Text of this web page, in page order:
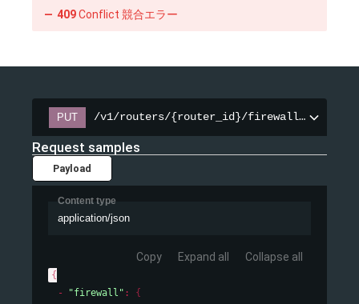
409Conflict 競合エラー
PUT /v1/routers/{router_id}/firewalls/{firewall_id}
Request samples
Payload
Content type
application/json
Copy Expand all Collapse all
{
"firewall" : {